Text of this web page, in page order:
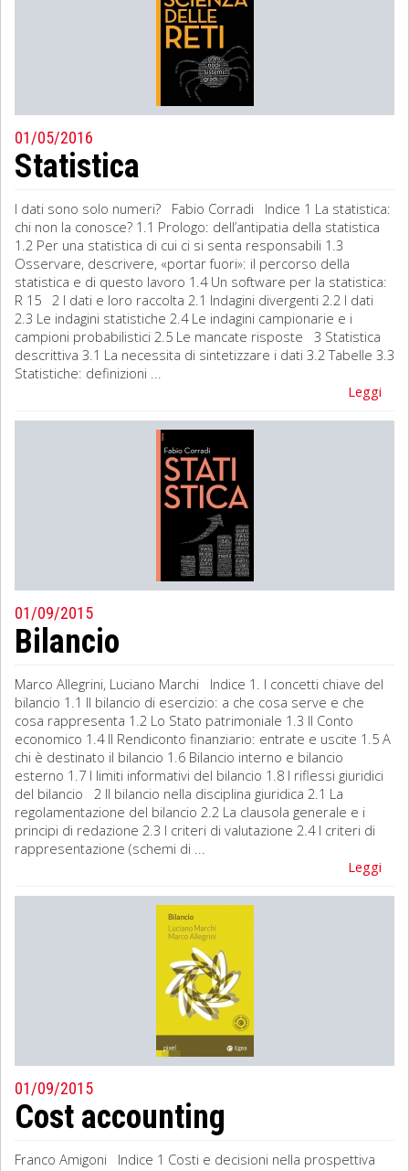
01/05/2016
Statistica
I dati sono solo numeri? Fabio Corradi Indice 1 La statistica:
chi non la conosce? 1.1 Prologo: dell’antipatia della statistica
1.2 Per una statistica di cui ci si senta responsabili 1.3
Osservare, descrivere, «portar fuori»: il percorso della
statistica e di questo lavoro 1.4 Un software per la statistica:
R 15 2 I dati e loro raccolta 2.1 Indagini divergenti 2.2 I dati
2.3 Le indagini statistiche 2.4 Le indagini campionarie e i
campioni probabilistici 2.5 Le mancate risposte 3 Statistica
descrittiva 3.1 La necessita di sintetizzare i dati 3.2 Tabelle 3.3
Statistiche: definizioni ...
Leggi
01/09/2015
Bilancio
Marco Allegrini, Luciano Marchi Indice 1. I concetti chiave del
bilancio 1.1 Il bilancio di esercizio: a che cosa serve e che
cosa rappresenta 1.2 Lo Stato patrimoniale 1.3 Il Conto
economico 1.4 Il Rendiconto finanziario: entrate e uscite 1.5 A
chi è destinato il bilancio 1.6 Bilancio interno e bilancio
esterno 1.7 I limiti informativi del bilancio 1.8 I riflessi giuridici
del bilancio 2 Il bilancio nella disciplina giuridica 2.1 La
regolamentazione del bilancio 2.2 La clausola generale e i
principi di redazione 2.3 I criteri di valutazione 2.4 I criteri di
rappresentazione (schemi di ...
Leggi
01/09/2015
Cost accounting
Franco Amigoni Indice 1 Costi e decisioni nella prospettiva